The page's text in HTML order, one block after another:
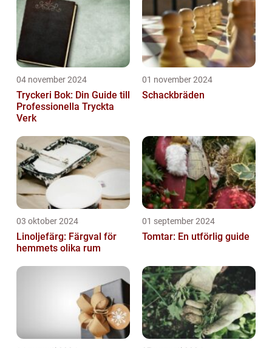
04 november 2024
Tryckeri Bok: Din Guide till
Professionella Tryckta
Verk
01 november 2024
Schackbräden
03 oktober 2024
Linoljefärg: Färgval för
hemmets olika rum
01 september 2024
Tomtar: En utförlig guide